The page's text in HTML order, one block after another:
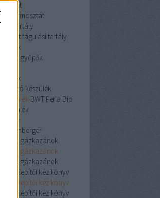
csőtermosztát
tartály
nyitott tágulási tartály
osztó gyűjtők
knipex
készülék
készülék BWT Perla Bio
készülék
rothenberger
gázkazánok
gázkazánok
gázkazánok
24 telepítői kézikönyv
24 telepítői kézikönyv
24 telepítői kézikönyv